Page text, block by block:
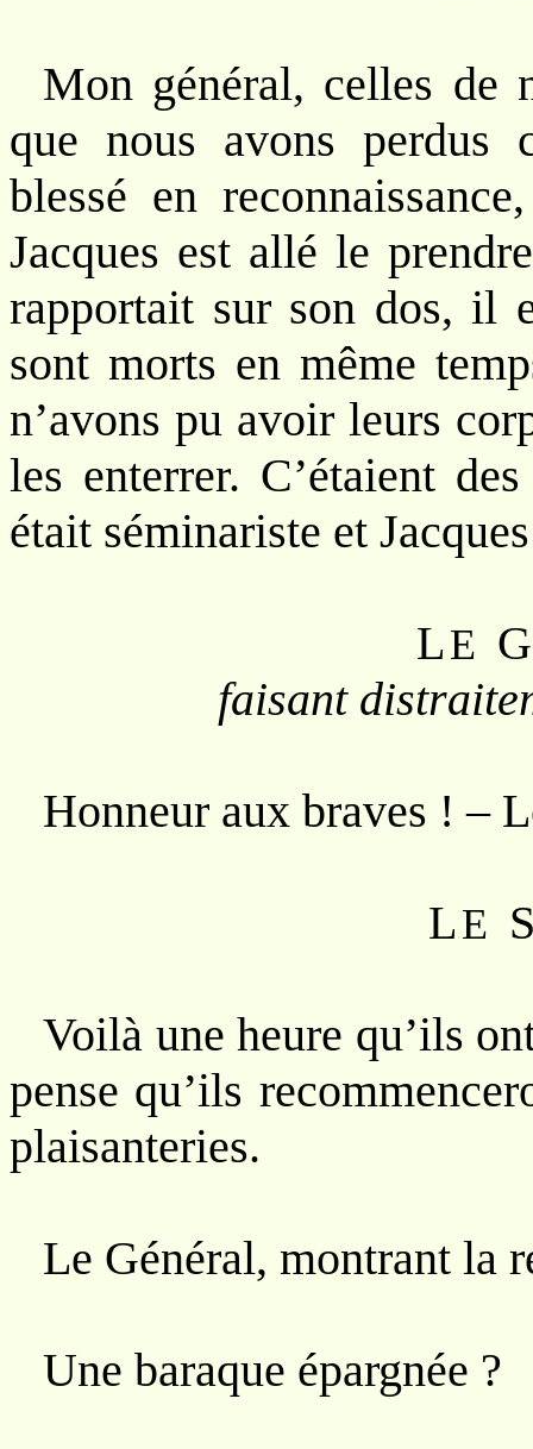
Mon général, celles de
que nous avons perdus
blessé en
Jacques est allé le
rapportait sur son dos, il
sont morts en même
n’avons pu avoir leurs
les enterrer. C’étaient
était séminariste et
LE
faisant
Honneur aux braves ! –
LE
Voilà une heure qu’ils
pense qu’ils
plaisanteries.
Le Général, montrant la
Une baraque épargnée ?